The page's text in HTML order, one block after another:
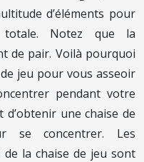
d’éléments pour
totale. Notez que la
de pair. Voilà pourquoi
jeu pour vous asseoir
pendant votre
une chaise de
se concentrer. Les
la chaise de jeu sont